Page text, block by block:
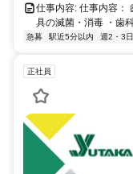
仕事内容: 仕事内容：
具の滅菌・消毒 ・歯
急募 駅近5分以内 週2・3
正社員